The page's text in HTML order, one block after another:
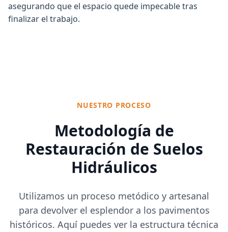
asegurando que el espacio quede impecable tras
finalizar el trabajo.
NUESTRO PROCESO
Metodología de
Restauración de Suelos
Hidráulicos
Utilizamos un proceso metódico y artesanal
para devolver el esplendor a los pavimentos
históricos. Aquí puedes ver la estructura técnica